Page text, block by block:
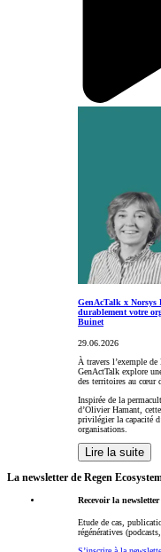
GenAcTalk x Norsys
durablement votre
Buinet
29.06.2026
À travers l’exemple de
GenActTalk explore
des territoires au cœur
Inspirée de la
d’Olivier Hamant,
privilégier la capacité
organisations.
Lire la suite
La newsletter de Regen
Recevoir la newsletter
Etude de cas,
régénératives